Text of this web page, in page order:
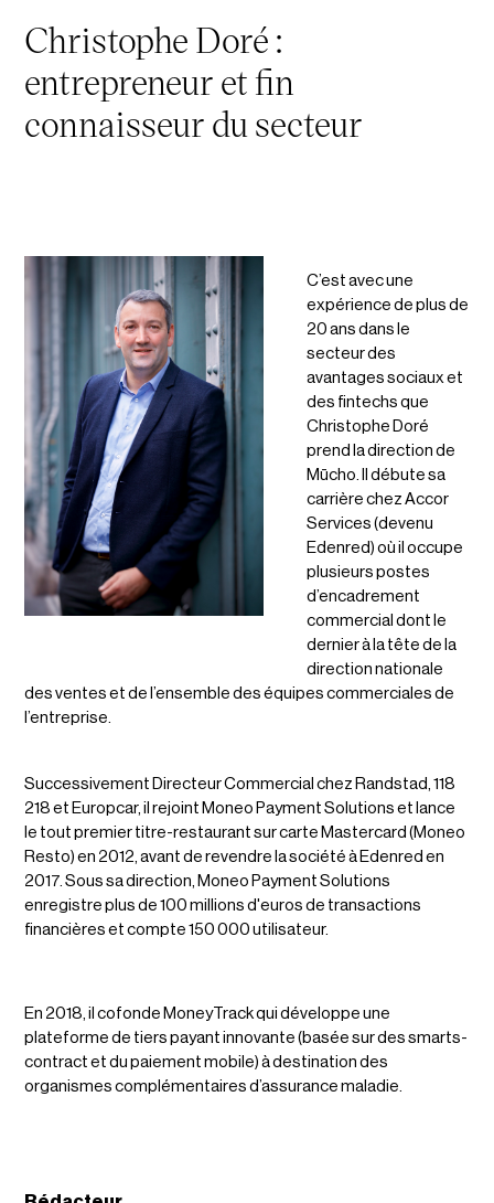
Christophe Doré :
entrepreneur et fin
connaisseur du secteur
C’est avec une
expérience de plus de
20 ans dans le
secteur des
avantages sociaux et
des fintechs que
Christophe Doré
prend la direction de
Mūcho. Il débute sa
carrière chez Accor
Services (devenu
Edenred) où il occupe
plusieurs postes
d’encadrement
commercial dont le
dernier à la tête de la
direction nationale
des ventes et de l’ensemble des équipes commerciales de
l’entreprise.
Successivement Directeur Commercial chez Randstad, 118
218 et Europcar, il rejoint Moneo Payment Solutions et lance
le tout premier titre-restaurant sur carte Mastercard (Moneo
Resto) en 2012, avant de revendre la société à Edenred en
2017. Sous sa direction, Moneo Payment Solutions
enregistre plus de 100 millions d'euros de transactions
financières et compte 150 000 utilisateur.
En 2018, il cofonde MoneyTrack qui développe une
plateforme de tiers payant innovante (basée sur des smarts-
contract et du paiement mobile) à destination des
organismes complémentaires d’assurance maladie.